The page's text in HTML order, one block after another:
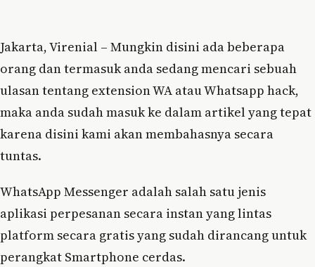
Jakarta, Virenial – Mungkin disini ada beberapa
orang dan termasuk anda sedang mencari sebuah
ulasan tentang extension WA atau Whatsapp hack,
maka anda sudah masuk ke dalam artikel yang tepat
karena disini kami akan membahasnya secara
tuntas.
WhatsApp Messenger adalah salah satu jenis
aplikasi perpesanan secara instan yang lintas
platform secara gratis yang sudah dirancang untuk
perangkat Smartphone cerdas.